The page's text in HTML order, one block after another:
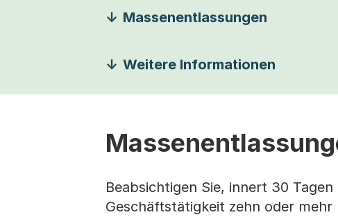
Massenentlassungen
Weitere Informationen
Beabsichtigen Sie, innert 30
Geschäftstätigkeit zehn oder